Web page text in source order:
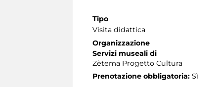
Tipo
Visita didattica
Organizzazione
Servizi museali di
Zètema Progetto Cultura
Prenotazione obbligatoria: Sì